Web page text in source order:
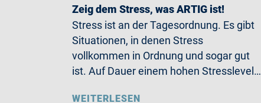
Zeig dem Stress, was ARTIG ist!
Stress ist an der Tagesordnung. Es gibt
Situationen, in denen Stress
vollkommen in Ordnung und sogar gut
ist. Auf Dauer einem hohen Stresslevel…
WEITERLESEN